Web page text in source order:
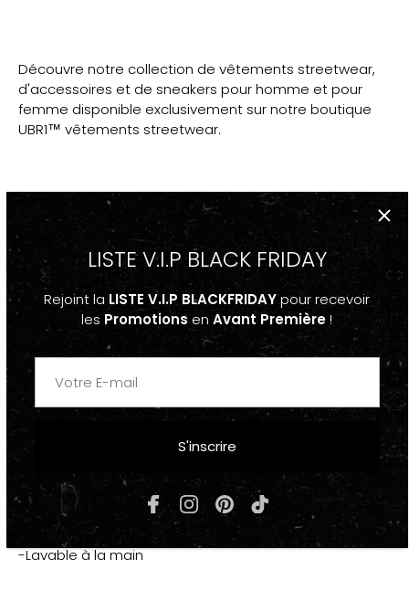
Découvre notre collection de vêtements streetwear,
d'accessoires et de sneakers pour homme et pour
femme disponible exclusivement sur notre boutique
UBR1™ vêtements streetwear.
DESCRIPTION
-Casquette Baseball snapback brodée Streetwear
Beige Noir
"PURP"
-Taille unique, Réglable
-Fashion, Tendance
COMPOSITION & ENTRETIEN
-Coton Polyester
-Lavable à la main
LISTE V.I.P BLACK FRIDAY
Rejoint la LISTE V.I.P BLACKFRIDAYpour recevoir
les Promotions en Avant Première!
S'inscrire